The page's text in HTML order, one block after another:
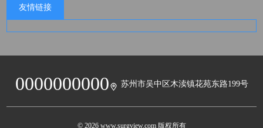
友情链接
0000000000 苏州市吴中区木渎镇花苑东路199号
© 2026 www.surgview.com 版权所有